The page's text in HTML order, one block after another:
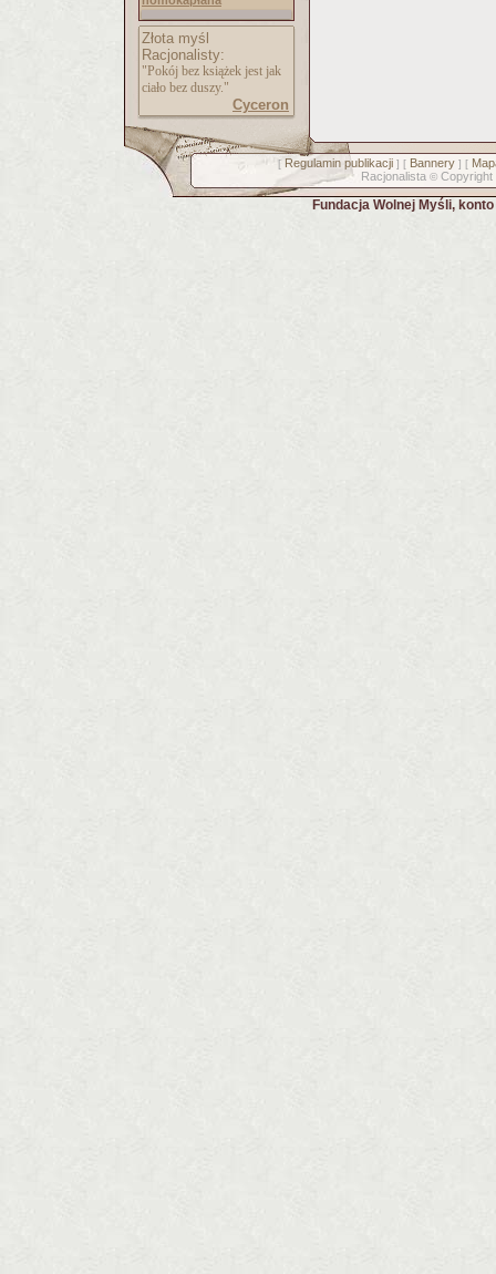
Złota myśl
Racjonalisty:
"Pokój bez książek jest jak
ciało bez duszy."
Cyceron
[ Regulamin publikacji] [ Bannery] [
Racjonalista © Copyright
Fundacja Wolnej Myśli,